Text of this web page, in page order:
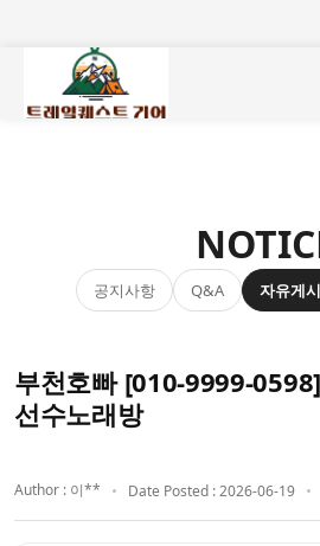
공지사항 Q&A 자유게
부천호빠 [010-9999-
선수노래방
Author : 이** Date Posted : 2026-06-19